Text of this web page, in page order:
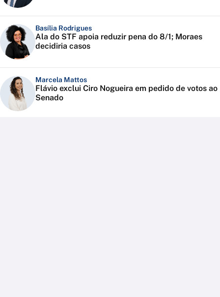
Basília Rodrigues
Ala do STF apoia reduzir pena do 8/1; Moraes
decidiria casos
Marcela Mattos
Flávio exclui Ciro Nogueira em pedido de votos ao
Senado